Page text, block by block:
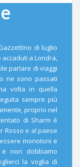
di luglio
a Londra,
parlare di viaggi
ne sono passati
volta in quella
sempre più
proprio nel
di Sharm è
Rosso e al paese
monotoni e
non dobbiamo
la voglia di